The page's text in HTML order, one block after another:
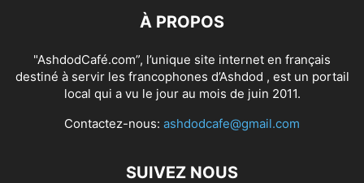
À PROPOS
"AshdodCafé.com”, l’unique site internet en français
destiné à servir les francophones d’Ashdod , est un portail
local qui a vu le jour au mois de juin 2011.
Contactez-nous: ashdodcafe@gmail.com
SUIVEZ NOUS